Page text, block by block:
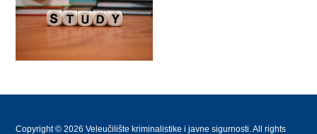
Copyright © 2026 Veleučilište kriminalistike i javne sigurnosti. All rights